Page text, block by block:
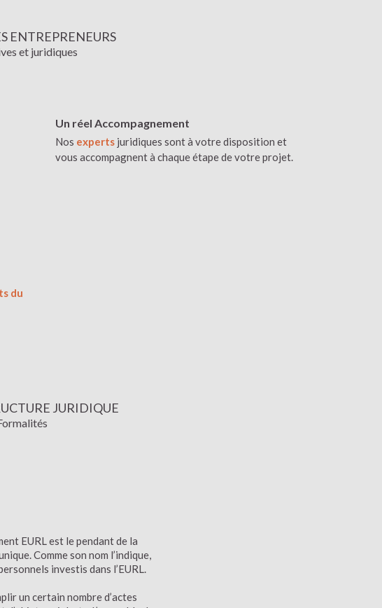
ENTREPRENEURS
et juridiques
Un réel Accompagnement
Nos experts juridiques sont à votre disposition et
vous accompagnent à chaque étape de votre projet.
du
JURIDIQUE
EURL est le pendant de la
Comme son nom l’indique,
investis dans l’EURL.
un certain nombre d’actes